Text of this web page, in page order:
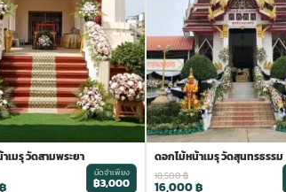
เมรุ วัดสามพระยา
฿
มัดจำเพียง
฿3,000
ดอกไม้หน้าเมรุ วัดสุนทรธรรม
18,500฿
16,000฿